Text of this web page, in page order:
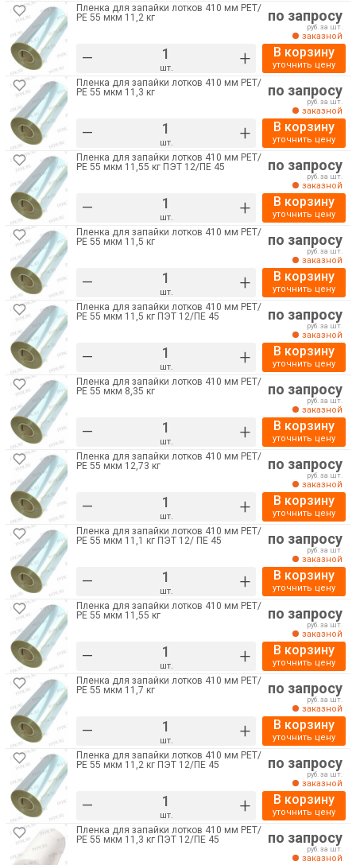
Пленка для запайки лотков 410 мм РЕТ/
РE 55 мкм 11,2 кг
– шт. +
по запросу
руб. за шт.
заказной
В корзину
уточнить цену
Пленка для запайки лотков 410 мм РЕТ/
РE 55 мкм 11,3 кг
– шт. +
по запросу
руб. за шт.
заказной
В корзину
уточнить цену
Пленка для запайки лотков 410 мм РЕТ/
РE 55 мкм 11,55 кг ПЭТ 12/ПЕ 45
– шт. +
по запросу
руб. за шт.
заказной
В корзину
уточнить цену
Пленка для запайки лотков 410 мм РЕТ/
РE 55 мкм 11,5 кг
– шт. +
по запросу
руб. за шт.
заказной
В корзину
уточнить цену
Пленка для запайки лотков 410 мм РЕТ/
РE 55 мкм 11,5 кг ПЭТ 12/ПЕ 45
– шт. +
по запросу
руб. за шт.
заказной
В корзину
уточнить цену
Пленка для запайки лотков 410 мм РЕТ/
РE 55 мкм 8,35 кг
– шт. +
по запросу
руб. за шт.
заказной
В корзину
уточнить цену
Пленка для запайки лотков 410 мм РЕТ/
РE 55 мкм 12,73 кг
– шт. +
по запросу
руб. за шт.
заказной
В корзину
уточнить цену
Пленка для запайки лотков 410 мм РЕТ/
РE 55 мкм 11,1 кг ПЭТ 12/ ПЕ 45
– шт. +
по запросу
руб. за шт.
заказной
В корзину
уточнить цену
Пленка для запайки лотков 410 мм РЕТ/
РE 55 мкм 11,55 кг
– шт. +
по запросу
руб. за шт.
заказной
В корзину
уточнить цену
Пленка для запайки лотков 410 мм РЕТ/
РE 55 мкм 11,7 кг
– шт. +
по запросу
руб. за шт.
заказной
В корзину
уточнить цену
Пленка для запайки лотков 410 мм РЕТ/
РE 55 мкм 11,2 кг ПЭТ 12/ПЕ 45
– шт. +
по запросу
руб. за шт.
заказной
В корзину
уточнить цену
Пленка для запайки лотков 410 мм РЕТ/
РE 55 мкм 11,3 кг ПЭТ 12/ПЕ 45
по запросу
руб. за шт.
заказной